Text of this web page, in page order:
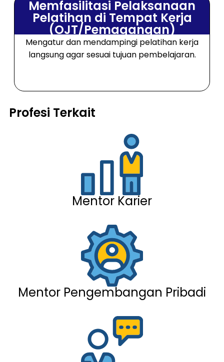
Memfasilitasi Pelaksanaan
Pelatihan di Tempat Kerja
(OJT/Pemagangan)
Mengatur dan mendampingi pelatihan kerja
langsung agar sesuai tujuan pembelajaran.
Profesi Terkait
Mentor Karier
Mentor Pengembangan Pribadi